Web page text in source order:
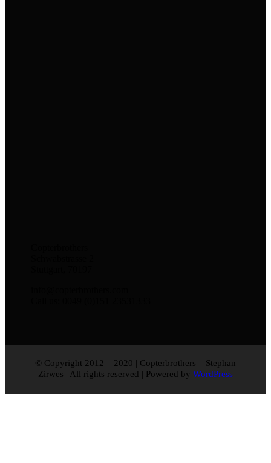
© Copyright 2012 – 2020 | Copterbrothers – Stephan
Zirwes | All rights reserved | Powered by WordPress